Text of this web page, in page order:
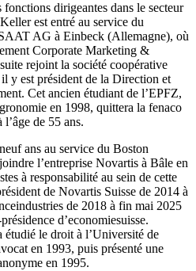
dirigeantes dans le secteur
est entré au service du
AG à Einbeck (Allemagne), où
Corporate Marketing &
rejoint la société coopérative
y est président de la Direction et
Cet ancien étudiant de l’EPFZ,
en 1998, quittera la fenaco
de 55 ans.
ans au service du Boston
l’entreprise Novartis à Bâle en
à responsabilité au sein de cette
de Novartis Suisse de 2014 à
de 2018 à fin mai 2025
d’economiesuisse.
étudié le droit à l’Université de
en 1993, puis présenté une
en 1995.